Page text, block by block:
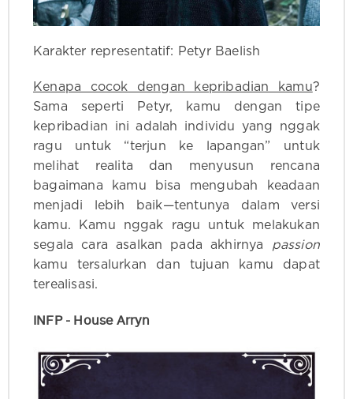
Karakter representatif: Petyr Baelish
Kenapa cocok dengan kepribadian kamu?
Sama seperti Petyr, kamu dengan tipe
kepribadian ini adalah individu yang nggak
ragu untuk “terjun ke lapangan” untuk
melihat realita dan menyusun rencana
bagaimana kamu bisa mengubah keadaan
menjadi lebih baik—tentunya dalam versi
kamu. Kamu nggak ragu untuk melakukan
segala cara asalkan pada akhirnya passion
kamu tersalurkan dan tujuan kamu dapat
terealisasi.
INFP - House Arryn